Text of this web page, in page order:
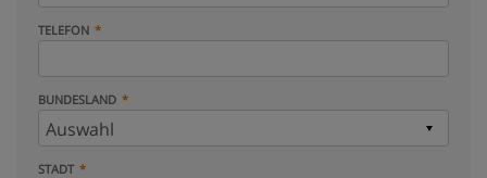
TELEFON
BUNDESLAND
STADT